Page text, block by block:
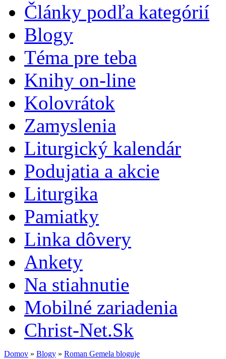
Články podľa kategórií
Blogy
Téma pre teba
Knihy on-line
Kolovrátok
Zamyslenia
Liturgický kalendár
Podujatia a akcie
Liturgika
Pamiatky
Linka dôvery
Ankety
Na stiahnutie
Mobilné zariadenia
Christ-Net.Sk
Domov » Blogy » Roman Gemela bloguje